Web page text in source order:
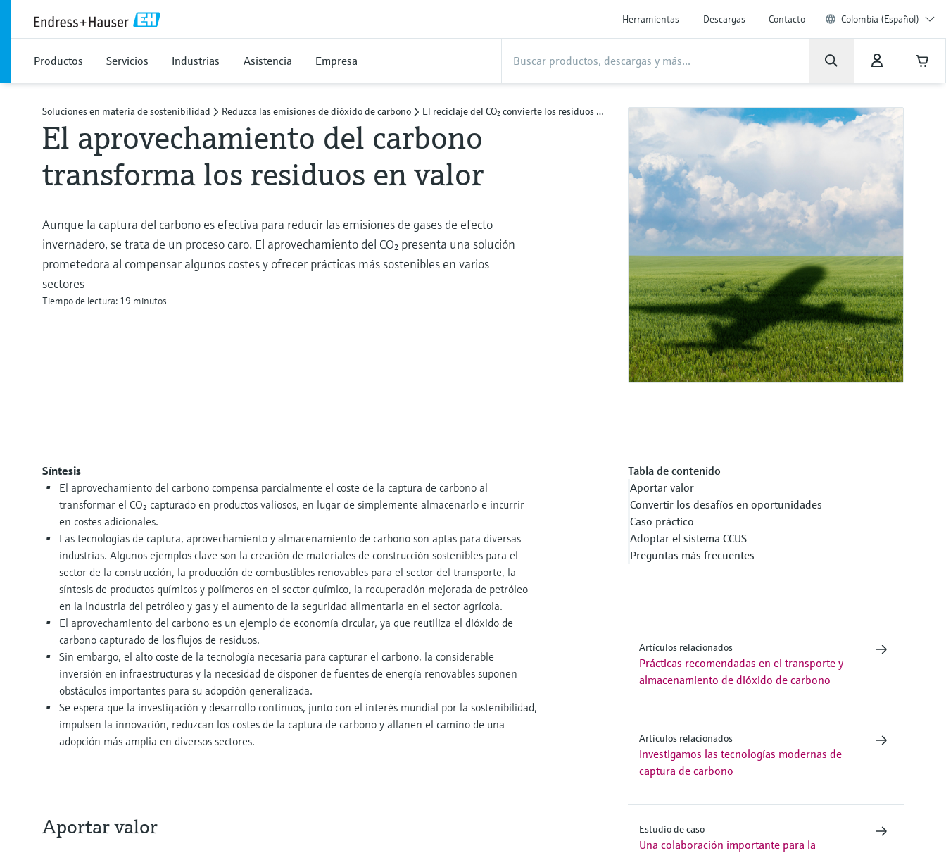
Herramientas Descargas Contacto Colombia (Español)
Productos Servicios Industrias Asistencia Empresa
Soluciones en materia de sostenibilidad Reduzca las emisiones de dióxido de carbono El reciclaje del CO₂ convierte los residuos en valor
El aprovechamiento del carbono
transforma los residuos en valor
Aunque la captura del carbono es efectiva para reducir las emisiones de gases de efecto
invernadero, se trata de un proceso caro. El aprovechamiento del CO₂ presenta una solución
prometedora al compensar algunos costes y ofrecer prácticas más sostenibles en varios
sectores
Tiempo de lectura: 19 minutos
Síntesis
El aprovechamiento del carbono compensa parcialmente el coste de la captura de carbono al
transformar el CO₂ capturado en productos valiosos, en lugar de simplemente almacenarlo e incurrir
en costes adicionales.
Las tecnologías de captura, aprovechamiento y almacenamiento de carbono son aptas para diversas
industrias. Algunos ejemplos clave son la creación de materiales de construcción sostenibles para el
sector de la construcción, la producción de combustibles renovables para el sector del transporte, la
síntesis de productos químicos y polímeros en el sector químico, la recuperación mejorada de petróleo
en la industria del petróleo y gas y el aumento de la seguridad alimentaria en el sector agrícola.
El aprovechamiento del carbono es un ejemplo de economía circular, ya que reutiliza el dióxido de
carbono capturado de los flujos de residuos.
Sin embargo, el alto coste de la tecnología necesaria para capturar el carbono, la considerable
inversión en infraestructuras y la necesidad de disponer de fuentes de energía renovables suponen
obstáculos importantes para su adopción generalizada.
Se espera que la investigación y desarrollo continuos, junto con el interés mundial por la sostenibilidad,
impulsen la innovación, reduzcan los costes de la captura de carbono y allanen el camino de una
adopción más amplia en diversos sectores.
Tabla de contenido
Aportar valor
Convertir los desafíos en oportunidades
Caso práctico
Adoptar el sistema CCUS
Preguntas más frecuentes
Aportar valor
Artículos relacionados
Prácticas recomendadas en el transporte y
almacenamiento de dióxido de carbono
Artículos relacionados
Investigamos las tecnologías modernas de
captura de carbono
Estudio de caso
Una colaboración importante para la